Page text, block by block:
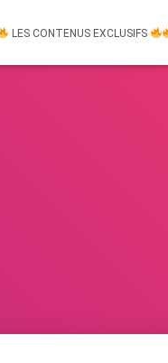
LES CONTENUS EXCLUSIFS